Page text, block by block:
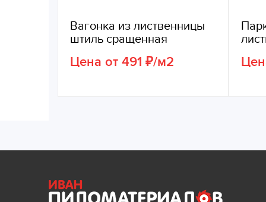
Вагонка из лиственницы
штиль сращенная
Цена от 491 ₽/м2